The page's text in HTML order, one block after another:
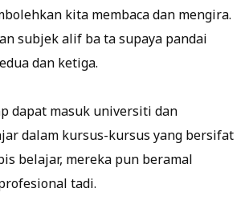
kita membaca dan mengira.
subjek alif ba ta supaya pandai
dan ketiga.
dapat masuk universiti dan
dalam kursus-kursus yang bersifat
belajar, mereka pun beramal
tadi.